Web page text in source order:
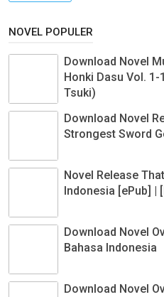
NOVEL POPULER
Download Novel
Honki Dasu Vol.
Tsuki)
Download Novel
Strongest Sword
Novel Release
Indonesia [ePub] |
Download Novel
Bahasa Indonesia
Download Novel